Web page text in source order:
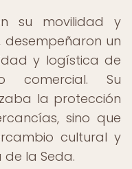
su movilidad y
un
y logística de
comercial. Su
la protección
sino que
cultural y
la Seda.